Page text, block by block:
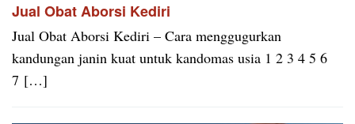
Jual Obat Aborsi Kediri
Jual Obat Aborsi Kediri – Cara menggugurkan
kandungan janin kuat untuk kandomas usia 1 2 3 4 5 6
7 […]